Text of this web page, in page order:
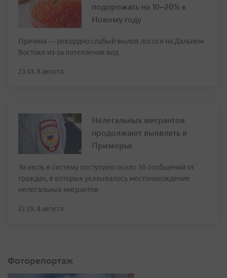
подорожать на 10–20% к
Новому году
Причина — рекордно слабый вылов лосося на Дальнем
Востоке из-за потепления вод
23:43, 8 августа
Нелегальных мигрантов
продолжают выявлять в
Приморье
За июль в систему поступило около 30 сообщений от
граждан, в которых указывалось местонахождение
нелегальных мигрантов
22:29, 8 августа
Фоторепортаж